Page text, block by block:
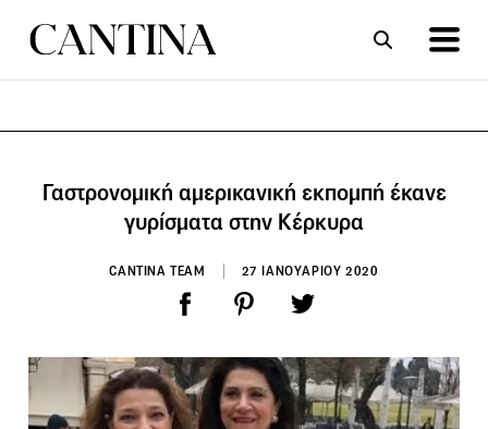
Γαστρονομική αμερικανική εκπομπή έκανε
γυρίσματα στην Κέρκυρα
CANTINA TEAM 27 ΙΑΝΟΥΑΡΙΟΥ 2020